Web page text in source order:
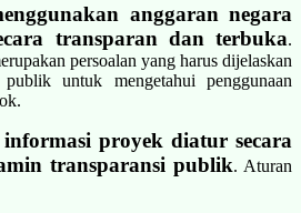
anggaran negara
transparan dan terbuka.
persoalan yang harus dijelaskan
untuk mengetahui penggunaan
proyek diatur secara
transparansi publik. Aturan